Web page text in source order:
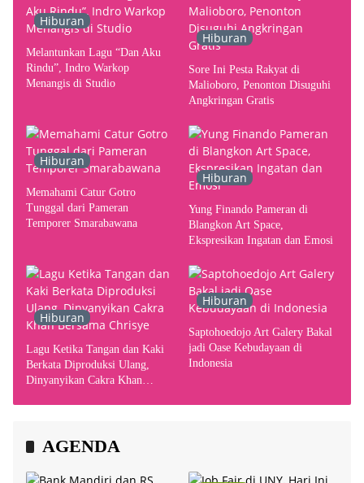
Indonesia
Hiburan
Melantunkan Lagu “Dan Aku
Rindu”, Indro Warkop
Menangis di Studio
Hiburan
Sore Ini Pesta Rakyat di
Malioboro, Penonton Disuguhi
Angkringan Gratis
Hiburan
Memahami Catur Gotro
Tunggal dari Pameran
Temporer Smarabawana
Hiburan
Yung Finando Pameran di
Blangkon Art Space,
Ekspresikan Ingatan dan Emosi
Hiburan
Lagu Ketika Tangan dan Kaki
Berkata Diproduksi Ulang,
Dinyanyikan Cakra Khan
Hiburan
Saptohoedojo Art Galery Bakal
jadi Oase Kebudayaan di
Indonesia
AGENDA